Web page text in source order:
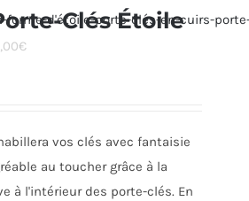
Les
sur
Clés Étoile
€
vos clés avec fantaisie
au toucher grâce à la
à l'intérieur des porte-clés. En